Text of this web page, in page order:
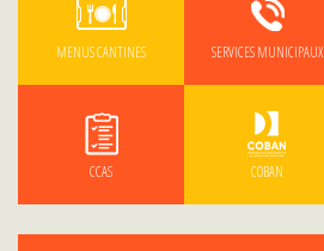
MENUS CANTINES SERVICES MUNICIPAUX
CCAS COBAN